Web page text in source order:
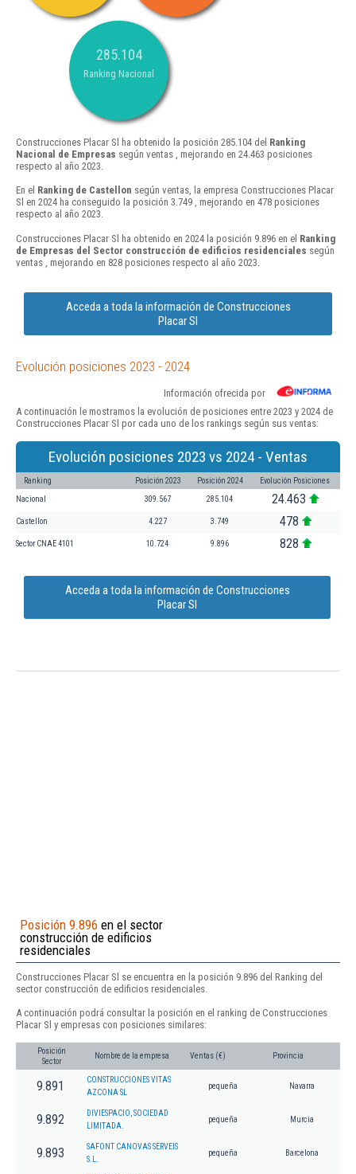
285.104
Ranking Nacional
Construcciones Placar Sl ha obtenido la posición 285.104 del Ranking
Nacional de Empresas según ventas , mejorando en 24.463 posiciones
respecto al año 2023.
En el Ranking de Castellon según ventas, la empresa Construcciones Placar
Sl en 2024 ha conseguido la posición 3.749 , mejorando en 478 posiciones
respecto al año 2023.
Construcciones Placar Sl ha obtenido en 2024 la posición 9.896 en el Ranking
de Empresas del Sector construcción de edificios residenciales según
ventas , mejorando en 828 posiciones respecto al año 2023.
Acceda a toda la información de Construcciones
Placar Sl
Evolución posiciones 2023 - 2024
Información ofrecida por
A continuación le mostramos la evolución de posiciones entre 2023 y 2024 de
Construcciones Placar Sl por cada uno de los rankings según sus ventas:
Evolución posiciones 2023 vs 2024 - Ventas
Ranking Posición 2023 Posición 2024 Evolución Posiciones
Nacional 309.567 285.104 24.463
Castellon 4.227 3.749 478
Sector CNAE 4101 10.724 9.896 828
Acceda a toda la información de Construcciones
Placar Sl
Posición 9.896 en el sector
construcción de edificios
residenciales
Construcciones Placar Sl se encuentra en la posición 9.896 del Ranking del
sector construcción de edificios residenciales.
A continuación podrá consultar la posición en el ranking de Construcciones
Placar Sl y empresas con posiciones similares:
Posición
Sector
Nombre de la empresa Ventas (€) Provincia
9.891
CONSTRUCCIONES VITAS
AZCONA SL
pequeña Navarra
9.892
DIVIESPACIO, SOCIEDAD
LIMITADA.
pequeña Murcia
9.893
SAFONT CANOVAS SERVEIS
S.L.
pequeña Barcelona